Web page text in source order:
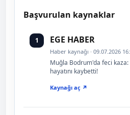
Başvurulan kaynaklar
1 EGE HABER
Haber kaynağı · 09.07.2026
Muğla Bodrum'da feci kaza:
hayatını kaybetti!
Kaynağı aç ↗